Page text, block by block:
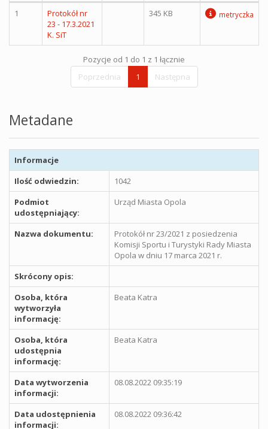
1
Protokół nr
23 - 17.3.2021
K. SiT
345 KB metryczka
Pozycje od 1 do 1 z 1 łącznie
Poprzednia
1 Następna
Metadane
Informacje
Ilość odwiedzin:
1042
Podmiot
udostępniający:
Urząd Miasta Opola
Nazwa dokumentu:
Protokół nr 23/2021 z posiedzenia
Komisji Sportu i Turystyki Rady Miasta
Opola w dniu 17 marca 2021 r.
Skrócony opis:
Osoba, która
wytworzyła
informację:
Beata Katra
Osoba, która
udostępnia
informację:
Beata Katra
Data wytworzenia
informacji:
08.08.2022 09:35:19
Data udostępnienia
informacji:
08.08.2022 09:36:42